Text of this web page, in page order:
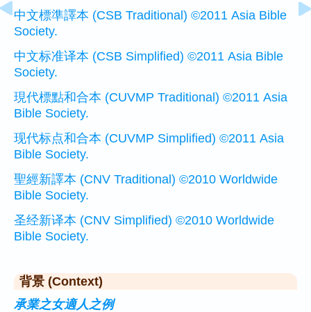
中文標準譯本 (CSB Traditional) ©2011 Asia Bible
Society.
中文标准译本 (CSB Simplified) ©2011 Asia Bible
Society.
現代標點和合本 (CUVMP Traditional) ©2011 Asia
Bible Society.
现代标点和合本 (CUVMP Simplified) ©2011 Asia
Bible Society.
聖經新譯本 (CNV Traditional) ©2010 Worldwide
Bible Society.
圣经新译本 (CNV Simplified) ©2010 Worldwide
Bible Society.
背景 (Context)
承業之女適人之例